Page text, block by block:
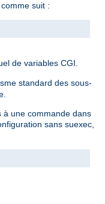
comme suit :
de variables CGI.
standard des sous-
à une commande dans
sans suexec,